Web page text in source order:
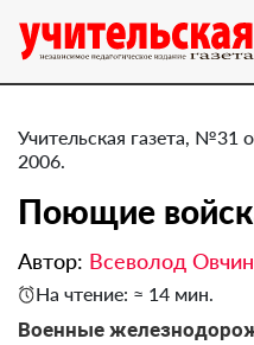
Учительская газета, №31
2006.
Поющие
Автор: Всеволод
На чтение: ≈ 14 мин.
Военные